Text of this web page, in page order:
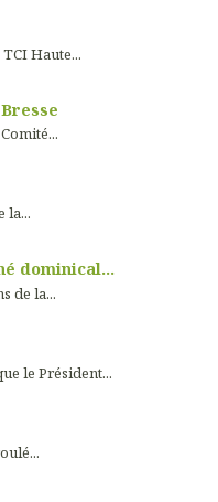
Haute...
la...
dominical...
de la...
le Président...